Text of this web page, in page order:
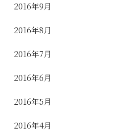
2016年9月
2016年8月
2016年7月
2016年6月
2016年5月
2016年4月